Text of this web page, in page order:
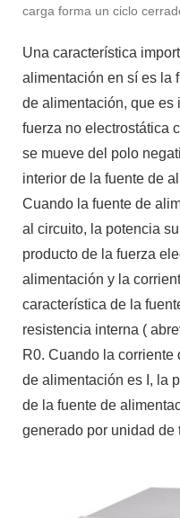
carga forma un ciclo
Una característica
alimentación en sí es la
de alimentación, que es
fuerza no electrostática
se mueve del polo
interior de la fuente de
Cuando la fuente de
al circuito, la potencia
producto de la fuerza
alimentación y la
característica de la
resistencia interna (
R0. Cuando la corriente
de alimentación es I, la
de la fuente de
generado por unidad de